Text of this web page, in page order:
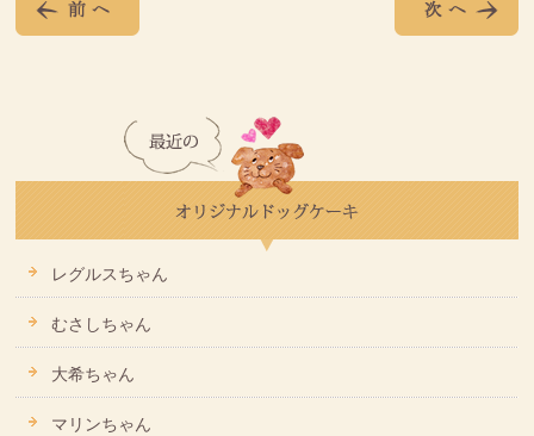
レグルスちゃん
むさしちゃん
大希ちゃん
マリンちゃん